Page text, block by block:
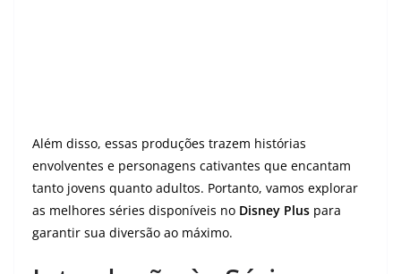
Além disso, essas produções trazem histórias
envolventes e personagens cativantes que encantam
tanto jovens quanto adultos. Portanto, vamos explorar
as melhores séries disponíveis no Disney Plus para
garantir sua diversão ao máximo.